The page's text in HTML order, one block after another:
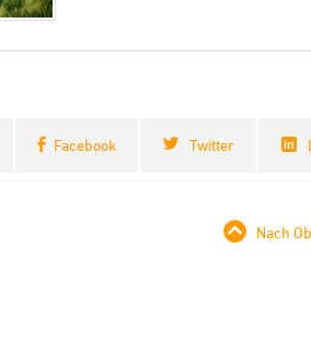
Facebook Twitter
Nach